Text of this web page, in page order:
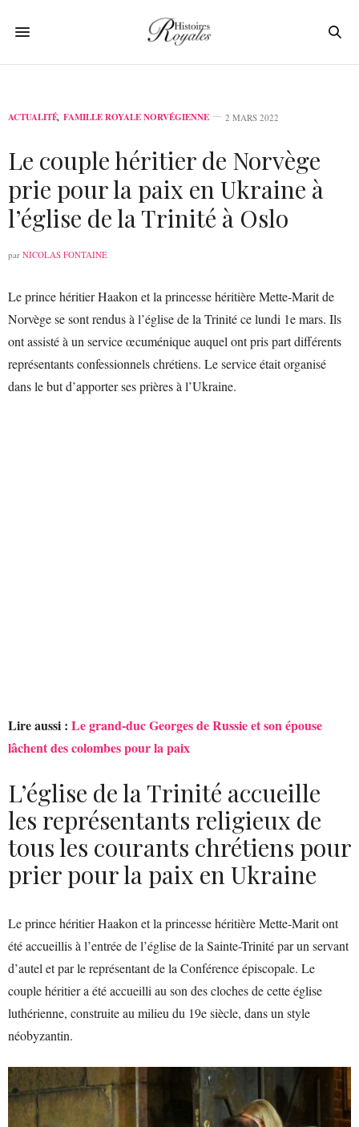
ACTUALITÉ, FAMILLE ROYALE NORVÉGIENNE 2 MARS 2022
Le couple héritier de Norvège
prie pour la paix en Ukraine à
l’église de la Trinité à Oslo
par NICOLAS FONTAINE
Le prince héritier Haakon et la princesse héritière Mette-Marit de
Norvège se sont rendus à l’église de la Trinité ce lundi 1e mars. Ils
ont assisté à un service œcuménique auquel ont pris part différents
représentants confessionnels chrétiens. Le service était organisé
dans le but d’apporter ses prières à l’Ukraine.
Lire aussi : Le grand-duc Georges de Russie et son épouse
lâchent des colombes pour la paix
L’église de la Trinité accueille
les représentants religieux de
tous les courants chrétiens pour
prier pour la paix en Ukraine
Le prince héritier Haakon et la princesse héritière Mette-Marit ont
été accueillis à l’entrée de l’église de la Sainte-Trinité par un servant
d’autel et par le représentant de la Conférence épiscopale. Le
couple héritier a été accueilli au son des cloches de cette église
luthérienne, construite au milieu du 19e siècle, dans un style
néobyzantin.